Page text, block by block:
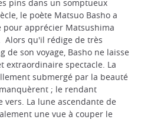
pins dans un somptueux
le poète Matsuo Basho a
apprécier Matsushima
Alors qu'il rédige de très
de son voyage, Basho ne laisse
extraordinaire spectacle. La
submergé par la beauté
; le rendant
La lune ascendante de
une vue à couper le